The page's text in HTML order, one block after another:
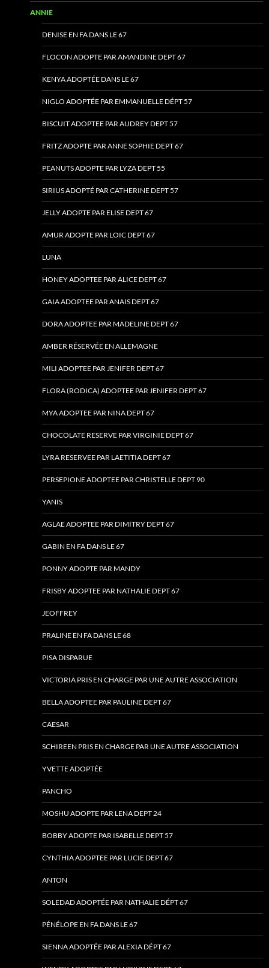
ANNIE
DENISE EN FA DANS LE 67
FLOCON ADOPTE PAR AMANDINE DEPT 67
KENYA ADOPTÉE DANS LE 67
NIGLO ADOPTÉE PAR EMMANUELLE DÉPT 57
BISCUIT ADOPTEE PAR AUDREY DEPT 57
FRITZ ADOPTE PAR ANNE SOPHIE DEPT 67
PEANUTS ADOPTE PAR LYZA DEPT 55
SIRIUS ADOPTÉ PAR CATHERINE DEPT 57
JELLY ADOPTE PAR ELISE DEPT 67
AMUR ADOPTE PAR LOIC DEPT 67
LUNA
HONEY ADOPTEE PAR ALICE DEPT 67
GAIA ADOPTEE PAR ANAIS DEPT 67
DORA ADOPTEE PAR MADELINE DEPT 67
AMBER RÉSERVÉE EN ALLEMAGNE
MILI ADOPTEE PAR JENIFER DEPT 67
FLORA (RODICA) ADOPTEE PAR JENIFER DEPT 67
MYA ADOPTEE PAR NINA DEPT 67
CHOCOLATE RESERVE PAR VIRGINIE DEPT 67
LYRA RESERVEE PAR LAETITIA DEPT 67
PERSEPIONE ADOPTEE PAR CHRISTELLE DEPT 90
YANIS
AGLAE ADOPTEE PAR DIMITRY DEPT 67
GABIN EN FA DANS LE 67
PONNY ADOPTE PAR MANDY
FRISBY ADOPTEE PAR NATHALIE DEPT 67
JEOFFREY
PRALINE EN FA DANS LE 68
PISA DISPARUE
VICTORIA PRIS EN CHARGE PAR UNE AUTRE ASSOCIATION
BELLA ADOPTEE PAR PAULINE DEPT 67
CAESAR
SCHIREEN PRIS EN CHARGE PAR UNE AUTRE ASSOCIATION
YVETTE ADOPTÉE
PANCHO
MOSHU ADOPTE PAR LENA DEPT 24
BOBBY ADOPTE PAR ISABELLE DEPT 57
CYNTHIA ADOPTEE PAR LUCIE DEPT 67
ANTON
SOLEDAD ADOPTÉE PAR NATHALIE DÉPT 67
PÉNÉLOPE EN FA DANS LE 67
SIENNA ADOPTÉE PAR ALEXIA DÉPT 67